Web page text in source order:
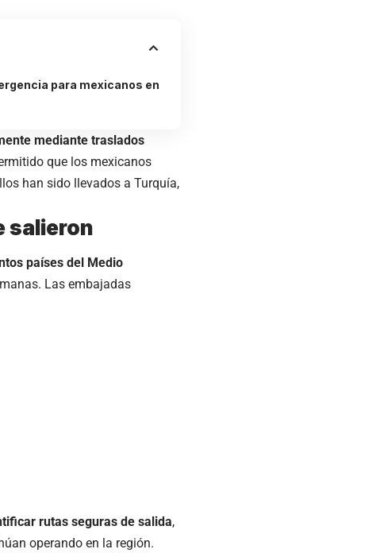
para mexicanos en
mediante traslados
que los mexicanos
han sido llevados a Turquía,
salieron
países del Medio
Las embajadas
rutas seguras de salida,
operando en la región.